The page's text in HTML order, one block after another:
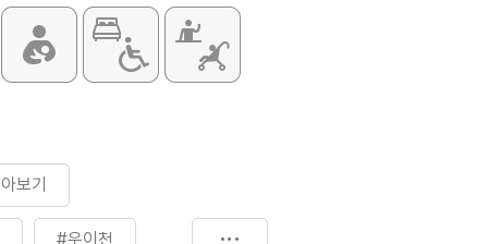
보기
#우이천